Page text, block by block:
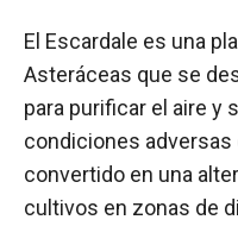
El Escardale es una
Asteráceas que se
para purificar el aire y
condiciones adversas
convertido en una
cultivos en zonas de